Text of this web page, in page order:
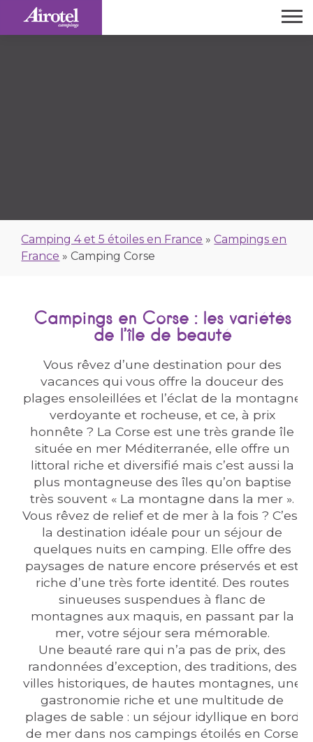
Camping 4 et 5 étoiles en France »Campings en
France »Camping Corse
Campings en Corse : les variétés
de l’île de beauté
Vous rêvez d’une destination pour des
vacances qui vous offre la douceur des
plages ensoleillées et l’éclat de la montagne
verdoyante et rocheuse, et ce, à prix
honnête ? La Corse est une très grande île
située en mer Méditerranée, elle offre un
littoral riche et diversifié mais c’est aussi la
plus montagneuse des îles qu’on baptise
très souvent « La montagne dans la mer ».
Vous rêvez de relief et de mer à la fois ? C’est
la destination idéale pour un séjour de
quelques nuits en camping. Elle offre des
paysages de nature encore préservés et est
riche d’une très forte identité. Des routes
sinueuses suspendues à flanc de
montagnes aux maquis, en passant par la
mer, votre séjour sera mémorable.
Une beauté rare qui n’a pas de prix, des
randonnées d’exception, des traditions, des
villes historiques, de hautes montagnes, une
gastronomie riche et une multitude de
plages de sable : un séjour idyllique en bord
de mer dans nos campings étoilés en Corse